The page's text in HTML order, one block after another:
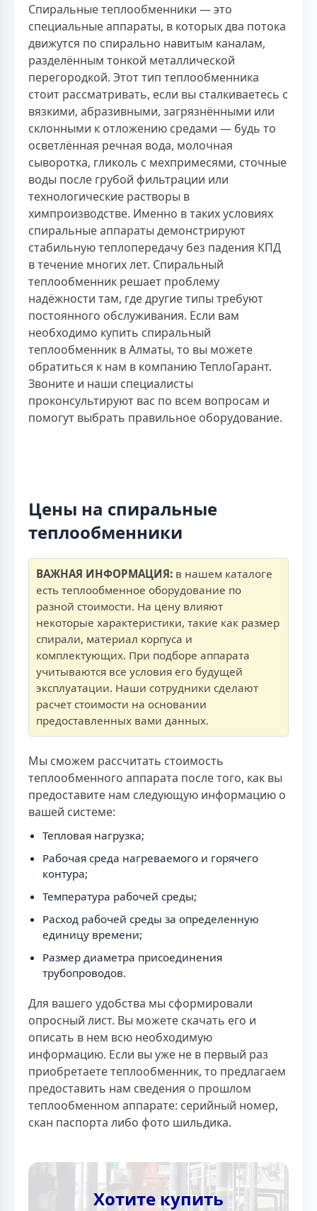
Спиральные теплообменники — это
специальные аппараты, в которых два потока
движутся по спирально навитым каналам,
разделённым тонкой металлической
перегородкой. Этот тип теплообменника
стоит рассматривать, если вы сталкиваетесь с
вязкими, абразивными, загрязнёнными или
склонными к отложению средами — будь то
осветлённая речная вода, молочная
сыворотка, гликоль с мехпримесями, сточные
воды после грубой фильтрации или
технологические растворы в
химпроизводстве. Именно в таких условиях
спиральные аппараты демонстрируют
стабильную теплопередачу без падения КПД
в течение многих лет. Спиральный
теплообменник решает проблему
надёжности там, где другие типы требуют
постоянного обслуживания. Если вам
необходимо купить спиральный
теплообменник в Алматы, то вы можете
обратиться к нам в компанию ТеплоГарант.
Звоните и наши специалисты
проконсультируют вас по всем вопросам и
помогут выбрать правильное оборудование.
Цены на спиральные
теплообменники
ВАЖНАЯ ИНФОРМАЦИЯ: в нашем каталоге
есть теплообменное оборудование по
разной стоимости. На цену влияют
некоторые характеристики, такие как размер
спирали, материал корпуса и
комплектующих. При подборе аппарата
учитываются все условия его будущей
эксплуатации. Наши сотрудники сделают
расчет стоимости на основании
предоставленных вами данных.
Мы сможем рассчитать стоимость
теплообменного аппарата после того, как вы
предоставите нам следующую информацию о
вашей системе:
Тепловая нагрузка;
Рабочая среда нагреваемого и горячего
контура;
Температура рабочей среды;
Расход рабочей среды за определенную
единицу времени;
Размер диаметра присоединения
трубопроводов.
Для вашего удобства мы сформировали
опросный лист. Вы можете скачать его и
описать в нем всю необходимую
информацию. Если вы уже не в первый раз
приобретаете теплообменник, то предлагаем
предоставить нам сведения о прошлом
теплообменном аппарате: серийный номер,
скан паспорта либо фото шильдика.
Хотите купить